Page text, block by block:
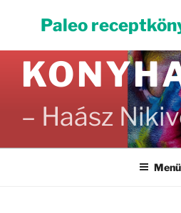
Paleo
PALEO
– Haász
Menü